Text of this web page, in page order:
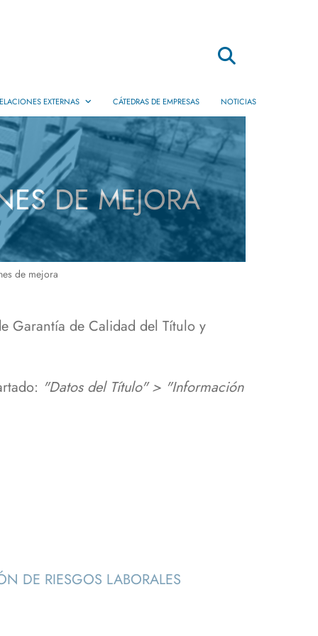
Buscar
EXTERNAS
Movilidad
Dobles Titulaciones
en Empresas
de Empleo
de Práctica y Empleo
de egresados EPS
CÁTEDRAS DE EMPRESAS NOTICIAS
DE MEJORA
de mejora
Garantía de Calidad del Título y
"Datos del Título" > "Información
DE RIESGOS LABORALES